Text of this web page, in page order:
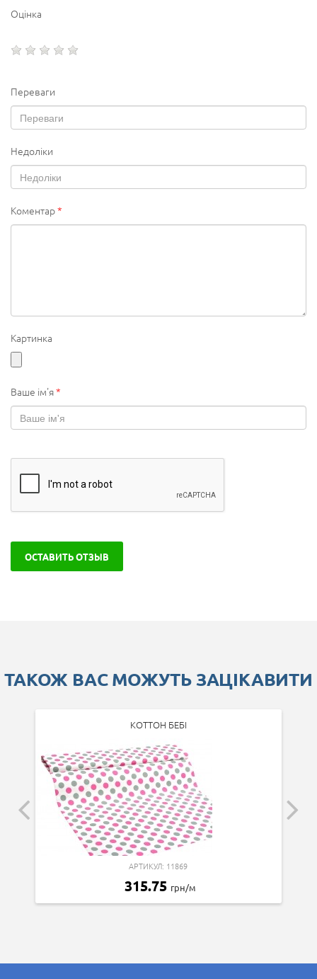
Оцінка
Переваги
Недоліки
Коментар*
Картинка
Ваше ім'я*
ОСТАВИТЬ ОТЗЫВ
ТАКОЖ ВАС МОЖУТЬ ЗАЦІКАВИТИ
КОТТОН БЕБІ
АРТИКУЛ: 11869
315.75 грн/м